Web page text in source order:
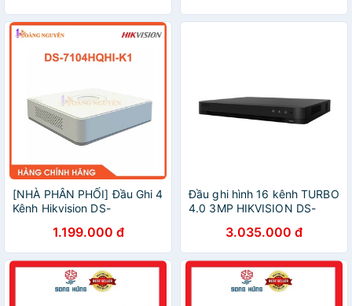
[NHÀ PHÂN PHỐI] Đầu Ghi 4
Kênh Hikvision DS-
1.199.000 đ
Đầu ghi hình 16 kênh TURBO
4.0 3MP HIKVISION DS-
K1(chính hãng Hikvision Việt
Nam)
3.035.000 đ